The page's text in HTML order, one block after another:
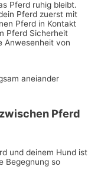
Pferd ruhig bleibt.
Pferd zuerst mit
Pferd in Kontakt
Pferd Sicherheit
Anwesenheit von
aneiander
Pferd
und deinem Hund ist
Begegnung so